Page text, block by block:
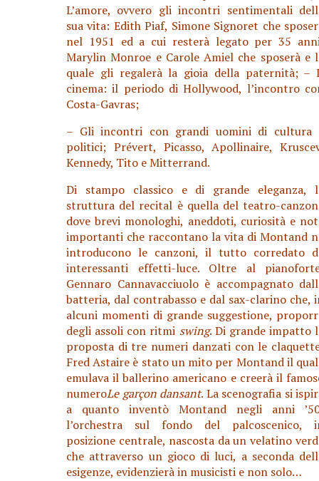
L’amore, ovvero gli incontri sentimentali
sua vita: Edith Piaf, Simone Signoret che
nel 1951 ed a cui resterà legato per 35
Marylin Monroe e Carole Amiel che sposerà e
quale gli regalerà la gioia della paternità; –
cinema: il periodo di Hollywood, l’incontro
Costa-Gavras;
– Gli incontri con grandi uomini di cultura
politici; Prévert, Picasso, Apollinaire,
Kennedy, Tito e Mitterrand.
Di stampo classico e di grande eleganza,
struttura del recital è quella del teatro-
dove brevi monologhi, aneddoti, curiosità e
importanti che raccontano la vita di Montand
introducono le canzoni, il tutto corredato
interessanti effetti-luce. Oltre al
Gennaro Cannavacciuolo è accompagnato
batteria, dal contrabasso e dal sax-clarino che,
alcuni momenti di grande suggestione,
degli assoli con ritmi swing. Di grande impatto
proposta di tre numeri danzati con le
Fred Astaire è stato un mito per Montand il
emulava il ballerino americano e creerà il
numeroLe garçon dansant. La scenografia si
a quanto inventò Montand negli anni
l’orchestra sul fondo del palcoscenico,
posizione centrale, nascosta da un velatino
che attraverso un gioco di luci, a seconda
esigenze, evidenzierà in musicisti e non solo…